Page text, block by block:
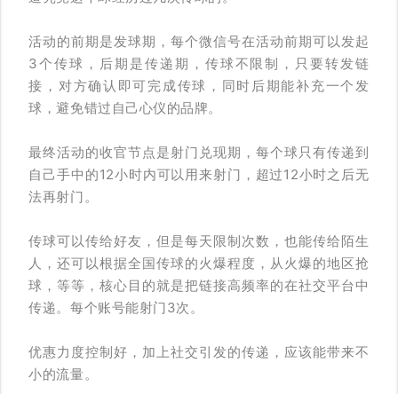
活动的前期是发球期，每个微信号在活动前期可以发起
3个传球，后期是传递期，传球不限制，只要转发链
接，对方确认即可完成传球，同时后期能补充一个发
球，避免错过自己心仪的品牌。
最终活动的收官节点是射门兑现期，每个球只有传递到
自己手中的12小时内可以用来射门，超过12小时之后无
法再射门。
传球可以传给好友，但是每天限制次数，也能传给陌生
人，还可以根据全国传球的火爆程度，从火爆的地区抢
球，等等，核心目的就是把链接高频率的在社交平台中
传递。每个账号能射门3次。
优惠力度控制好，加上社交引发的传递，应该能带来不
小的流量。